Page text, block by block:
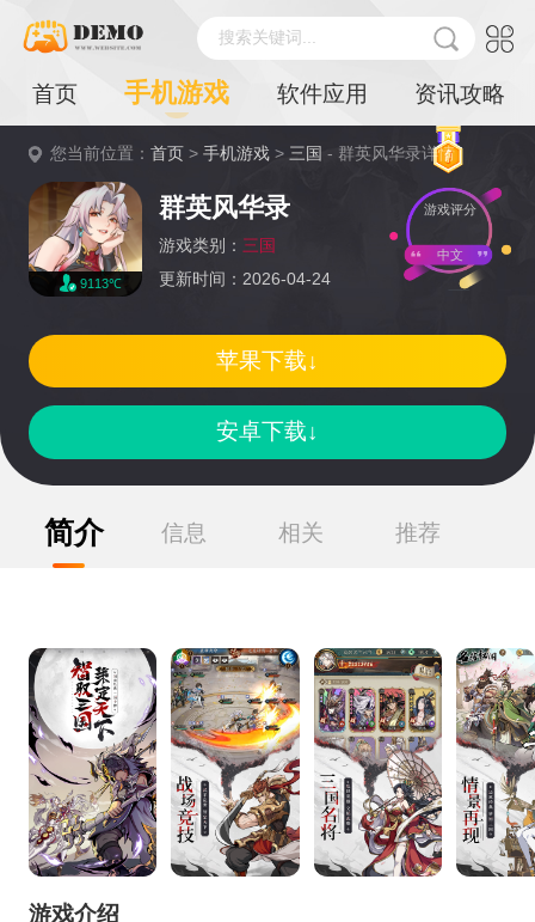
搜索关键词...
首页 手机游戏 软件应用 资讯攻略
您当前位置：首页 >手机游戏 > 三国 - 群英风华录详情
9113℃
群英风华录
游戏类别： 三国
更新时间：2026-04-24
游戏评分
中文
安卓下载↓
苹果下载↓
简介 信息 相关 推荐
游戏介绍